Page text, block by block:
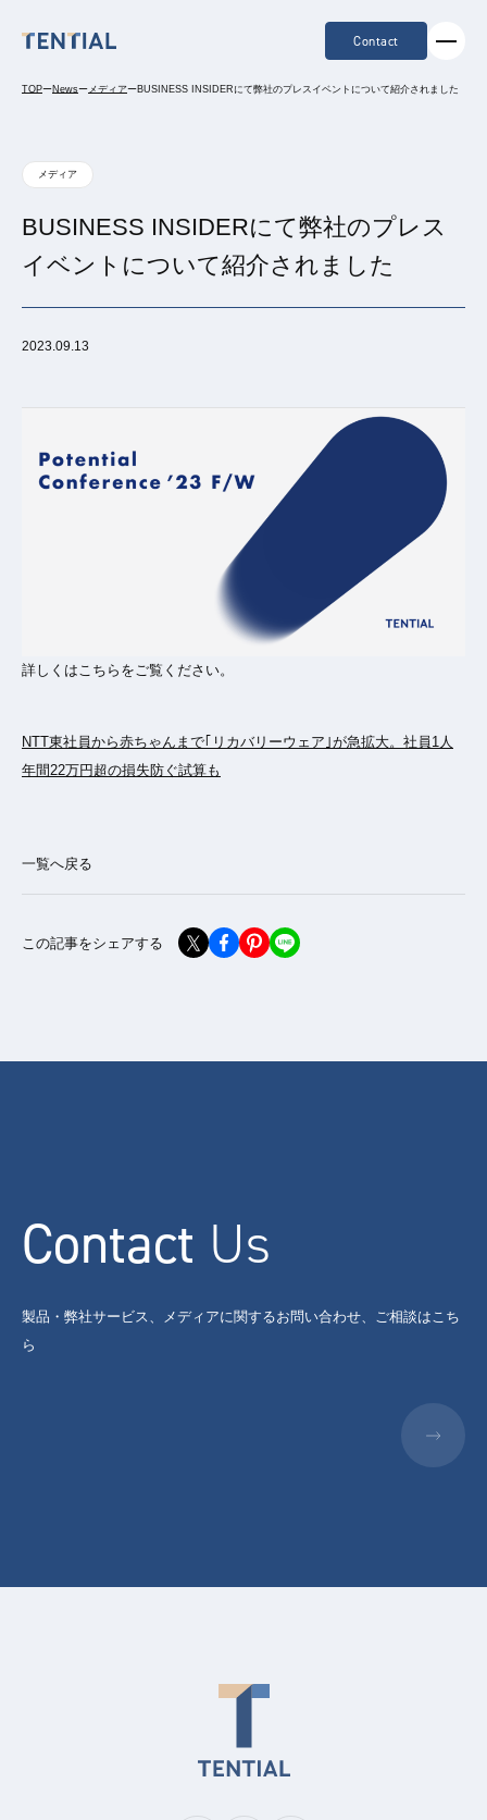
Contact
TOPーNewsーメディアーBUSINESS INSIDERにて弊社のプレスイベントについて紹介されました
メディア
BUSINESS INSIDERにて弊社のプレス
イベントについて紹介されました
2023.09.13
詳しくはこちらをご覧ください。
NTT東社員から赤ちゃんまで｢リカバリーウェア｣が急拡大。社員1人
年間22万円超の損失防ぐ試算も
一覧へ戻る
この記事をシェアする
Contact Us
製品・弊社サービス、メディアに関するお問い合わせ、ご相談はこち
ら